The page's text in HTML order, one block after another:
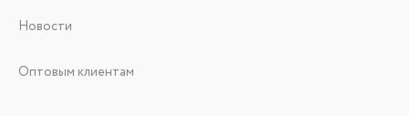
Новости
Оптовым клиентам